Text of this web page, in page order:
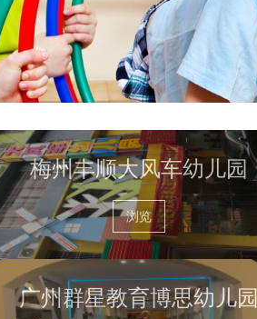
梅州丰顺大风车幼儿园
浏览
广州群星教育博思幼儿园